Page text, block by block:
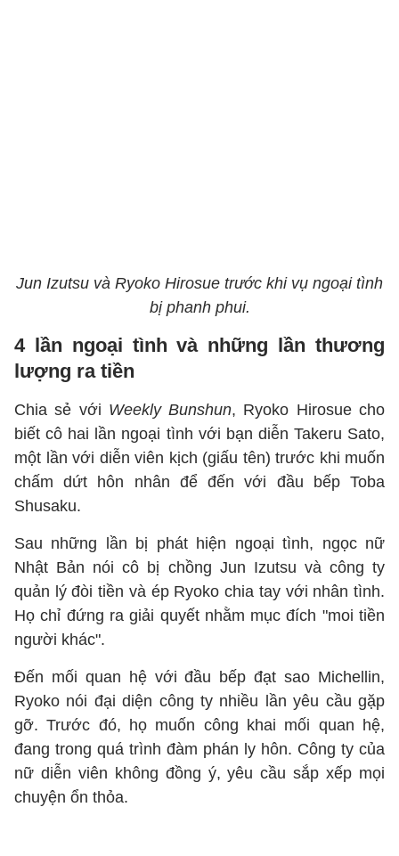
Jun Izutsu và Ryoko Hirosue trước khi vụ ngoại tình
bị phanh phui.
4 lần ngoại tình và những lần thương
lượng ra tiền
Chia sẻ với Weekly Bunshun, Ryoko Hirosue cho
biết cô hai lần ngoại tình với bạn diễn Takeru Sato,
một lần với diễn viên kịch (giấu tên) trước khi muốn
chấm dứt hôn nhân để đến với đầu bếp Toba
Shusaku.
Sau những lần bị phát hiện ngoại tình, ngọc nữ
Nhật Bản nói cô bị chồng Jun Izutsu và công ty
quản lý đòi tiền và ép Ryoko chia tay với nhân tình.
Họ chỉ đứng ra giải quyết nhằm mục đích "moi tiền
người khác".
Đến mối quan hệ với đầu bếp đạt sao Michellin,
Ryoko nói đại diện công ty nhiều lần yêu cầu gặp
gỡ. Trước đó, họ muốn công khai mối quan hệ,
đang trong quá trình đàm phán ly hôn. Công ty của
nữ diễn viên không đồng ý, yêu cầu sắp xếp mọi
chuyện ổn thỏa.